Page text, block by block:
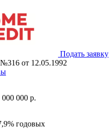
Подать заявку
от 12.05.1992
000 000 р.
годовых